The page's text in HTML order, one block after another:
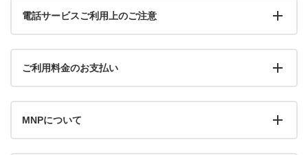
電話サービスご利用上のご注意
ご利用料金のお支払い
MNPについて